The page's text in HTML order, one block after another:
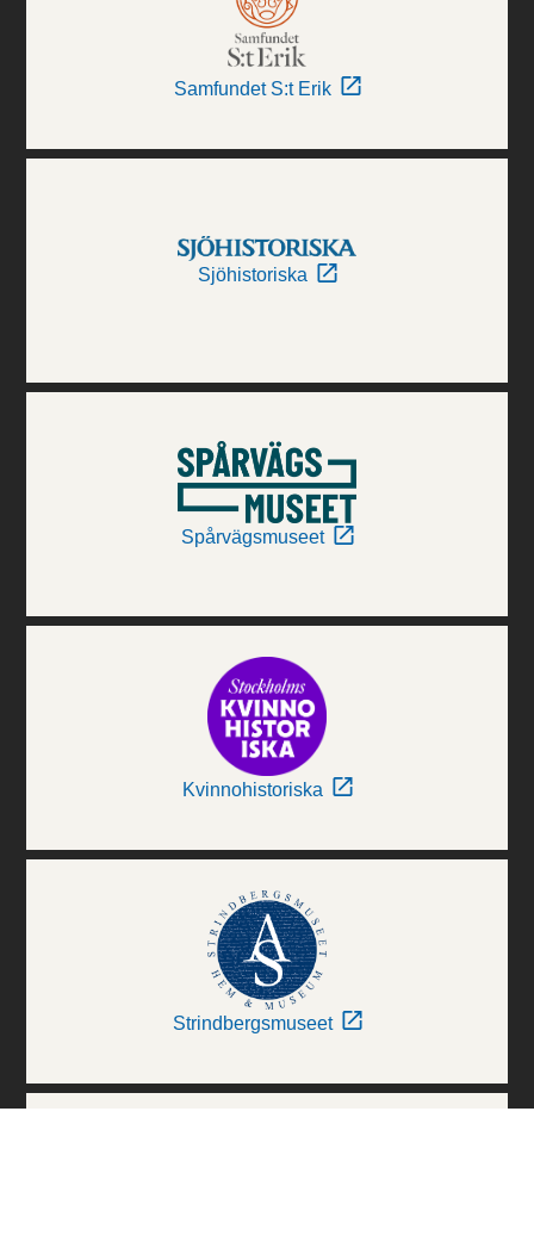
Samfundet S:t Erik
Sjöhistoriska
Spårvägsmuseet
Kvinnohistoriska
Strindbergsmuseet